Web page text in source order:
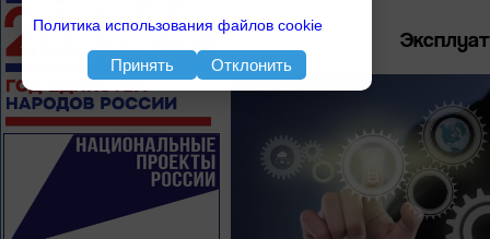
Политика использования файлов cookie
Принять Отклонить